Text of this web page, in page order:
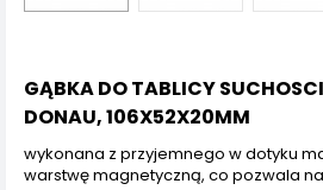
GĄBKA DO TABLICY
DONAU, 106X52X20MM
wykonana z przyjemnego w dotyku
warstwę magnetyczną, co pozwala